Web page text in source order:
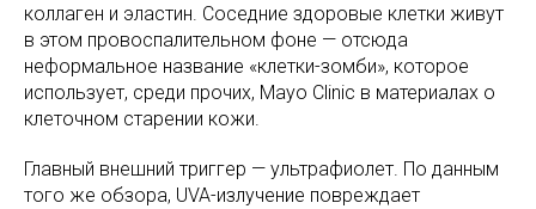
коллаген и эластин. Соседние здоровые клетки живут
в этом провоспалительном фоне — отсюда
неформальное название «клетки-зомби», которое
использует, среди прочих, Mayo Clinic в материалах о
клеточном старении кожи.
Главный внешний триггер — ультрафиолет. По данным
того же обзора, UVA-излучение повреждает